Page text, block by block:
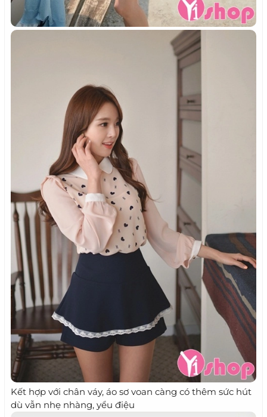
Kết hợp với chân váy, áo sơ voan càng có thêm sức hút
dù vẫn nhẹ nhàng, yểu điệu